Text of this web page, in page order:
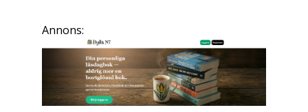
Annons: